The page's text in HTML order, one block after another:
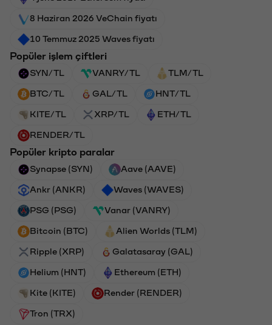
8 Haziran 2026 VeChain fiyatı
10 Temmuz 2025 Waves fiyatı
Popüler işlem çiftleri
SYN/TL VANRY/TL TLM/TL
BTC/TL GAL/TL HNT/TL
KITE/TL XRP/TL ETH/TL
RENDER/TL
Popüler kripto paralar
Synapse (SYN) Aave (AAVE)
Ankr (ANKR) Waves (WAVES)
PSG (PSG) Vanar (VANRY)
Bitcoin (BTC) Alien Worlds (TLM)
Ripple (XRP) Galatasaray (GAL)
Helium (HNT) Ethereum (ETH)
Kite (KITE) Render (RENDER)
Tron (TRX)